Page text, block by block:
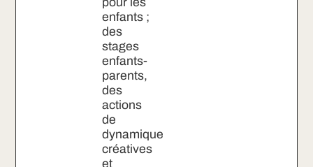
enfants ;
des
stages
enfants-
parents,
des
actions
de
dynamique
créatives
et